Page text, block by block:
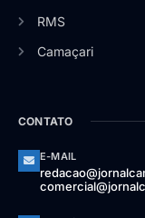
RMS
Camaçari
CONTATO
E-MAIL